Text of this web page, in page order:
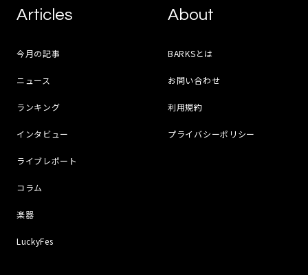
Articles
今月の記事
ニュース
ランキング
インタビュー
ライブレポート
コラム
楽器
LuckyFes
About
BARKSとは
お問い合わせ
利用規約
プライバシーポリシー